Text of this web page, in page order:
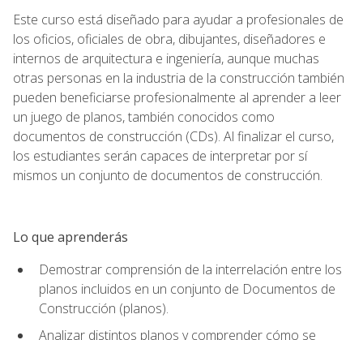
Este curso está diseñado para ayudar a profesionales de
los oficios, oficiales de obra, dibujantes, diseñadores e
internos de arquitectura e ingeniería, aunque muchas
otras personas en la industria de la construcción también
pueden beneficiarse profesionalmente al aprender a leer
un juego de planos, también conocidos como
documentos de construcción (CDs). Al finalizar el curso,
los estudiantes serán capaces de interpretar por sí
mismos un conjunto de documentos de construcción.
Lo que aprenderás
Demostrar comprensión de la interrelación entre los
planos incluidos en un conjunto de Documentos de
Construcción (planos).
Analizar distintos planos y comprender cómo se